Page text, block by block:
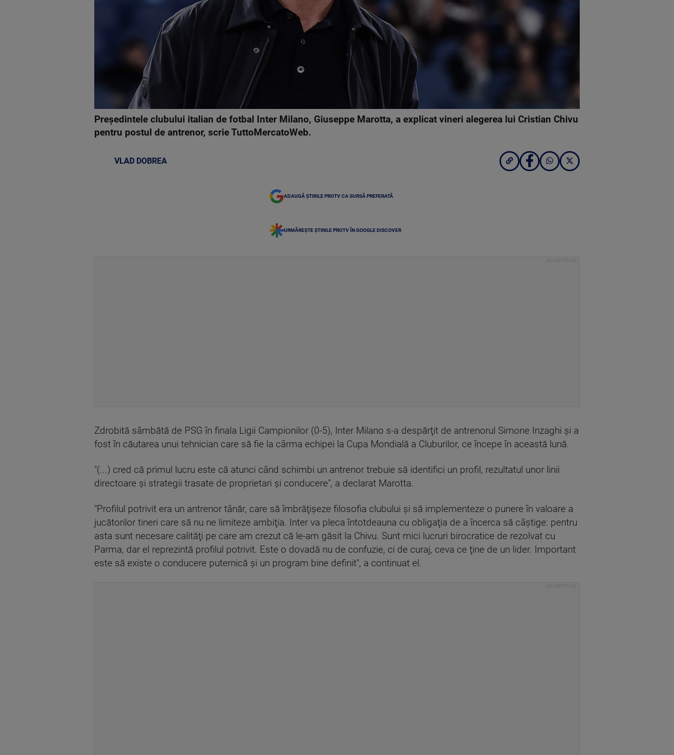
Preşedintele clubului italian de fotbal Inter Milano, Giuseppe Marotta, a explicat vineri alegerea lui Cristian Chivu
pentru postul de antrenor, scrie TuttoMercatoWeb.
VLAD DOBREA
ADAUGĂ ȘTIRILE PROTV CA SURSĂ PREFERATĂ
URMĂREȘTE ȘTIRILE PROTV ÎN GOOGLE DISCOVER
Zdrobită sâmbătă de PSG în finala Ligii Campionilor (0-5), Inter Milano s-a despărţit de antrenorul Simone Inzaghi şi a
fost în căutarea unui tehnician care să fie la cârma echipei la Cupa Mondială a Cluburilor, ce începe în această lună.
"(...) cred că primul lucru este că atunci când schimbi un antrenor trebuie să identifici un profil, rezultatul unor linii
directoare şi strategii trasate de proprietari şi conducere", a declarat Marotta.
"Profilul potrivit era un antrenor tânăr, care să îmbrăţişeze filosofia clubului şi să implementeze o punere în valoare a
jucătorilor tineri care să nu ne limiteze ambiţia. Inter va pleca întotdeauna cu obligaţia de a încerca să câştige: pentru
asta sunt necesare calităţi pe care am crezut că le-am găsit la Chivu. Sunt mici lucruri birocratice de rezolvat cu
Parma, dar el reprezintă profilul potrivit. Este o dovadă nu de confuzie, ci de curaj, ceva ce ţine de un lider. Important
este să existe o conducere puternică şi un program bine definit", a continuat el.